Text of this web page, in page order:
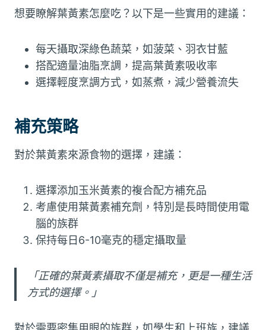
想要瞭解葉黃素怎麼吃？以下是一些實用的建議：
每天攝取深綠色蔬菜，如菠菜、羽衣甘藍
搭配適量油脂烹調，提高葉黃素吸收率
選擇輕度烹調方式，如蒸煮，減少營養流失
補充策略
對於葉黃素來源食物的選擇，建議：
選擇添加玉米黃素的複合配方補充品
考慮使用葉黃素補充劑，特別是長時間使用電
腦的族群
保持每日6-10毫克的穩定攝取量
「正確的葉黃素攝取不僅是補充，更是一種生活
方式的選擇。」